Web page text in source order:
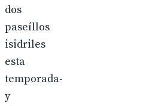
dos
paseíllos
isidriles
esta
temporada-
y